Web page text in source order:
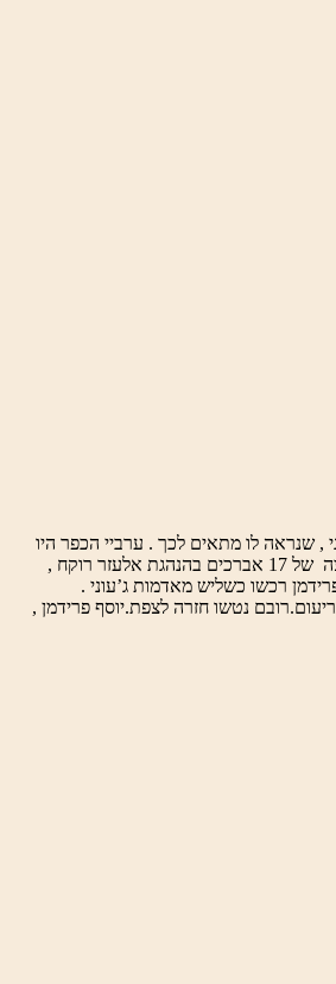
ג’עוני , שנראה לו מתאים לכך . ערביי הכפר היו
מסובכים אותה עת בענייני ממון . הם חיפשו דרך לפדות שניים מבני הכפר שנלקחו לעבודות בצבא התורכי . כדי לממן את רכישת חלק מאדמות הכפר , הצטרף יוסף פרידמן אל קבוצה של 17 אברכים בהנהגת אלעזר רוקח ,
רכשו כשליש מאדמות ג’עוני .
נטשו חזרה לצפת.יוסף פרידמן ,